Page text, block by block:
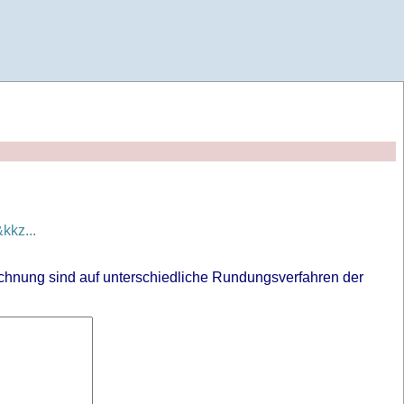
sind auf unterschiedliche Rundungsverfahren der